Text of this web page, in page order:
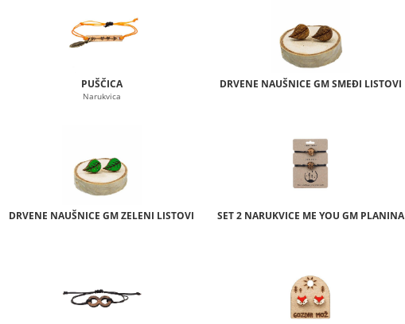
PUŠČICA
Narukvica
DRVENE NAUŠNICE GM SMEĐI LISTOVI
DRVENE NAUŠNICE GM ZELENI LISTOVI SET 2 NARUKVICE ME YOU GM PLANINA